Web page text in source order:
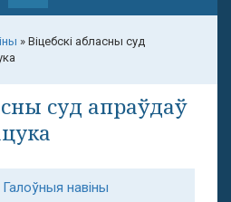
меню
» Віцебскі абласны суд
суд апраўдаў
Галоўныя навіны